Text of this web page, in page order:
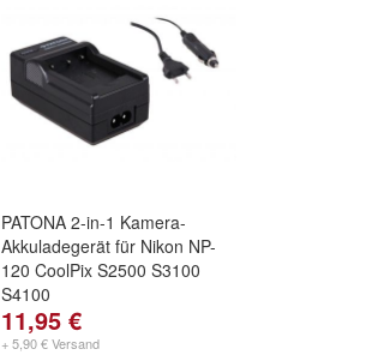
PATONA 2-in-1 Kamera-
Akkuladegerät für Nikon NP-
120 CoolPix S2500 S3100
S4100
11,95 €
+ 5,90 € Versand